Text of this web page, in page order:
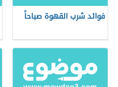
فوائد شرب القهوة صباحاً